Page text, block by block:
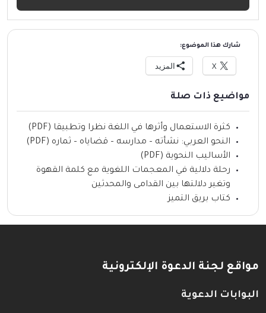
شارك هذا الموضوع:
X المزيد
مواضيع ذات صلة
كثرة الاستعمال وأثرها في اللغة نظرا وتطبيقا (PDF)
النحو العربي: نشأته – مدارسه – قضاياه – ثماره (PDF)
الأساليب النحوية (PDF)
رحلة دلالية في المعجمات اللغوية مع كلمة القهوة
وتغير دلالتها بين القدامى والمحدثين
كتاب بريق التميز
مواقع لجنة الدعوة الإلكترونية
البوابات الدعوية